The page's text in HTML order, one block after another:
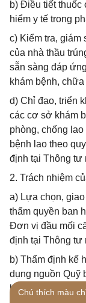
b) Điều tiết thuốc
hiểm y tế trong
c) Kiểm tra, giám
của nhà thầu
sẵn sàng đáp
khám bệnh,
d) Chỉ đạo, triển
các cơ sở khám
phòng, chống
bệnh lao theo
định tại Thông tư
2. Trách nhiệm
a) Lựa chọn,
thẩm quyền ban
Đơn vị đầu mối
định tại Thông tư
b) Thẩm định kế
dụng nguồn Quỹ
bệnh, chữa bệnh
Chú thích màu